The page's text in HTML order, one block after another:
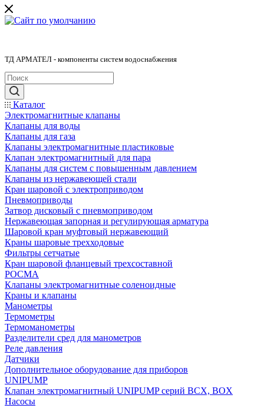
ТД АРМАТЕЛ - компоненты систем водоснабжения
Каталог
Электромагнитные клапаны
Клапаны для воды
Клапаны для газа
Клапаны электромагнитные пластиковые
Клапан электромагнитный для пара
Клапаны для систем с повышенным давлением
Клапаны из нержавеющей стали
Кран шаровой с электроприводом
Пневмоприводы
Затвор дисковый с пневмоприводом
Нержавеющая запорная и регулирующая арматура
Шаровой кран муфтовый нержавеющий
Краны шаровые трехходовые
Фильтры сетчатые
Кран шаровой фланцевый трехсоставной
РОСМА
Клапаны электромагнитные соленоидные
Краны и клапаны
Манометры
Термометры
Термоманометры
Разделители сред для манометров
Реле давления
Датчики
Дополнительное оборудование для приборов
UNIPUMP
Клапан электромагнитный UNIPUMP серий BCX, BOX
Насосы